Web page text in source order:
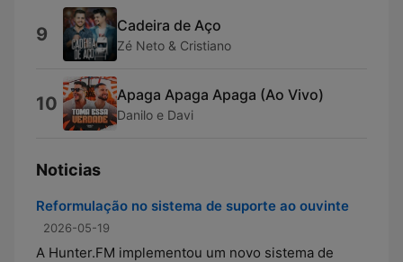
9 Cadeira de Aço
Zé Neto & Cristiano
10 Apaga Apaga Apaga (Ao Vivo)
Danilo e Davi
Noticias
Reformulação no sistema de suporte ao ouvinte
2026-05-19
A Hunter.FM implementou um novo sistema de